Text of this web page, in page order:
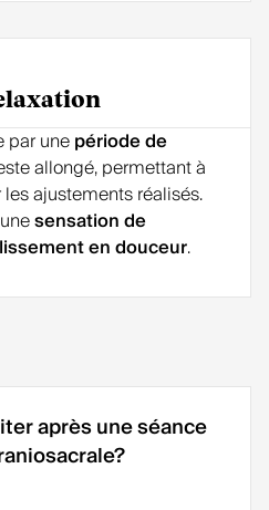
par unepériode de
allongé, permettant à
ajustements réalisés.
sensation de
en douceur.
après une séance